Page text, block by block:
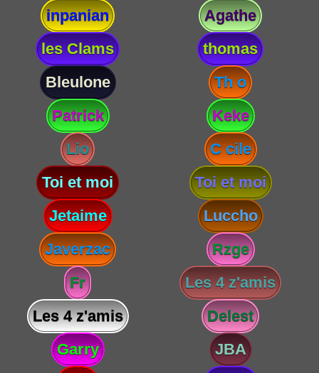
inpanian
Agathe
les Clams
thomas
Bleulone
Th o
Patrick
Keke
Lio
C cile
Toi et moi
Toi et moi
Jetaime
Luccho
Javerzac
Rzge
Fr
Les 4 z'amis
Les 4 z'amis
Delest
Garry
JBA